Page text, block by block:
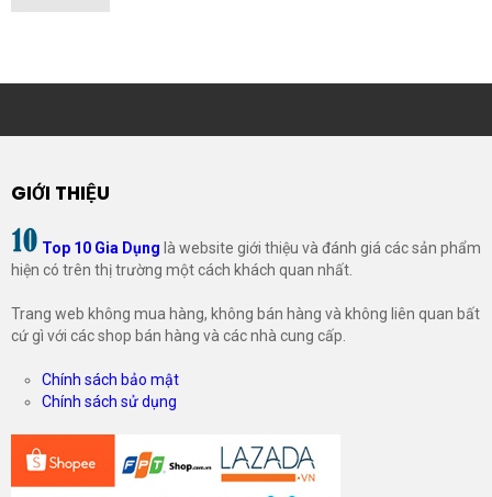
GIỚI THIỆU
Top 10 Gia Dụng là website giới thiệu và đánh giá các sản phẩm
hiện có trên thị trường một cách khách quan nhất.
Trang web không mua hàng, không bán hàng và không liên quan bất
cứ gì với các shop bán hàng và các nhà cung cấp.
Chính sách bảo mật
Chính sách sử dụng